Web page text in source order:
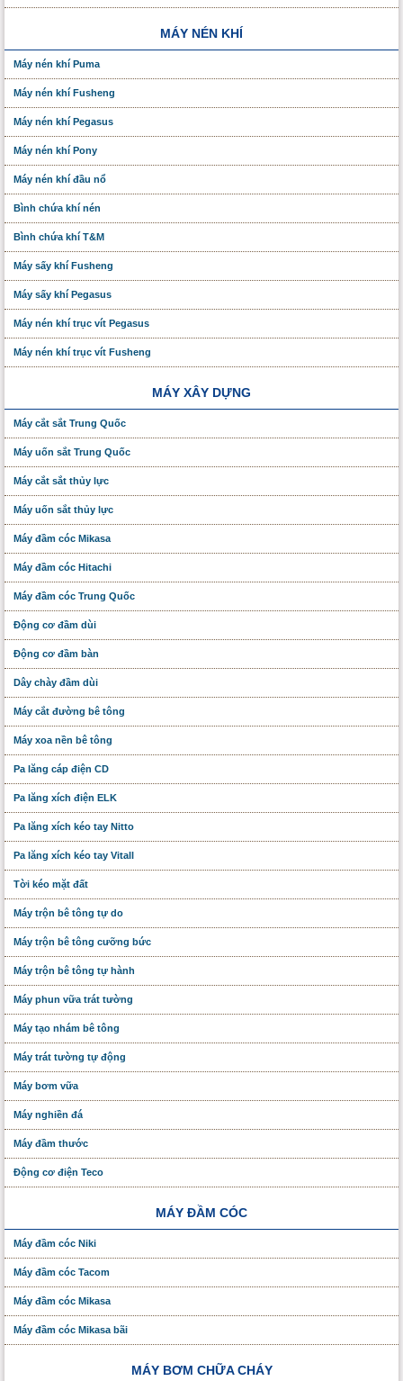
MÁY NÉN KHÍ
Máy nén khí Puma
Máy nén khí Fusheng
Máy nén khí Pegasus
Máy nén khí Pony
Máy nén khí đầu nổ
Bình chứa khí nén
Bình chứa khí T&M
Máy sấy khí Fusheng
Máy sấy khí Pegasus
Máy nén khí trục vít Pegasus
Máy nén khí trục vít Fusheng
MÁY XÂY DỰNG
Máy cắt sắt Trung Quốc
Máy uốn sắt Trung Quốc
Máy cắt sắt thủy lực
Máy uốn sắt thủy lực
Máy đầm cóc Mikasa
Máy đầm cóc Hitachi
Máy đầm cóc Trung Quốc
Động cơ đầm dùi
Động cơ đầm bàn
Dây chày đầm dùi
Máy cắt đường bê tông
Máy xoa nền bê tông
Pa lăng cáp điện CD
Pa lăng xích điện ELK
Pa lăng xích kéo tay Nitto
Pa lăng xích kéo tay Vitall
Tời kéo mặt đất
Máy trộn bê tông tự do
Máy trộn bê tông cưỡng bức
Máy trộn bê tông tự hành
Máy phun vữa trát tường
Máy tạo nhám bê tông
Máy trát tường tự động
Máy bơm vữa
Máy nghiền đá
Máy đầm thước
Động cơ điện Teco
MÁY ĐẦM CÓC
Máy đầm cóc Niki
Máy đầm cóc Tacom
Máy đầm cóc Mikasa
Máy đầm cóc Mikasa bãi
MÁY BƠM CHỮA CHÁY